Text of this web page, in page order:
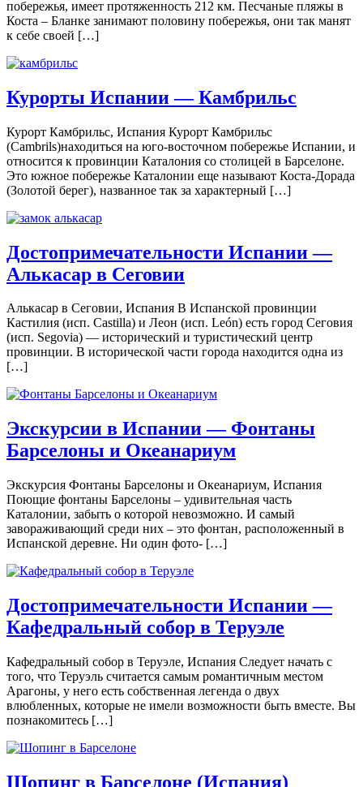
побережья, имеет протяженность 212 км. Песчаные пляжы в
Коста – Бланке занимают половину побережья, они так манят
к себе своей […]
Курорты Испании — Камбрильс
Курорт Камбрильс, Испания Курорт Камбрильс
(Cambrils)находиться на юго-восточном побережье Испании, и
относится к провинции Каталония со столицей в Барселоне.
Это южное побережье Каталонии еще называют Коста-Дорада
(Золотой берег), названное так за характерный […]
Достопримечательности Испании —
Алькасар в Сеговии
Алькасар в Сеговии, Испания В Испанской провинции
Кастилия (исп. Castilla) и Леон (исп. León) есть город Сеговия
(исп. Segovia) — исторический и туристический центр
провинции. В исторической части города находится одна из
[…]
Экскурсии в Испании — Фонтаны
Барселоны и Океанариум
Экскурсия Фонтаны Барселоны и Океанариум, Испания
Поющие фонтаны Барселоны – удивительная часть
Каталонии, забыть о которой невозможно. И самый
завораживающий среди них – это фонтан, расположенный в
Испанской деревне. Ни один фото- […]
Достопримечательности Испании —
Кафедральный собор в Теруэле
Кафедральный собор в Теруэле, Испания Следует начать с
того, что Теруэль считается самым романтичным местом
Арагоны, у него есть собственная легенда о двух
влюбленных, которые не имели возможности быть вместе. Вы
познакомитесь […]
Шопинг в Барселоне (Испания)